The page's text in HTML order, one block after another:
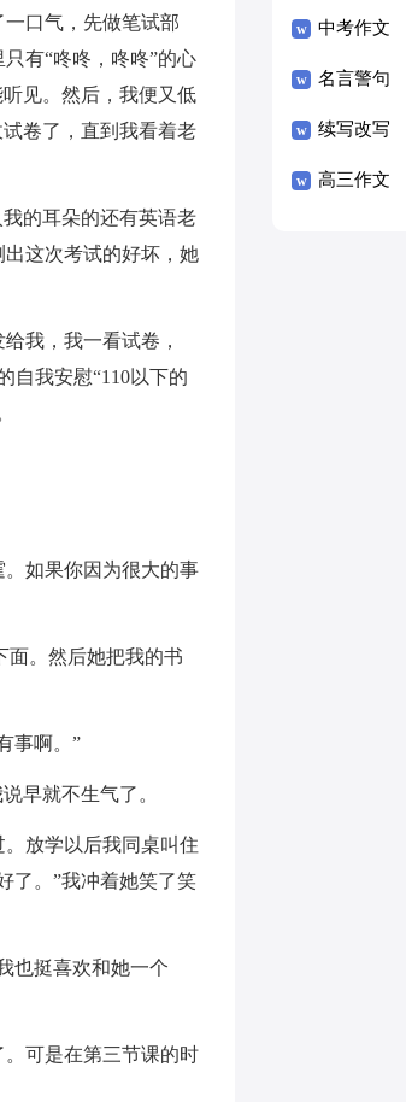
口气，先做笔试部
有“咚咚，咚咚”的心
见。然后，我便又低
卷了，直到我看着老
的耳朵的还有英语老
这次考试的好坏，她
我，我一看试卷，
自我安慰“110以下的
如果你因为很大的事
面。然后她把我的书
事啊。”
早就不生气了。
放学以后我同桌叫住
了。”我冲着她笑了笑
也挺喜欢和她一个
可是在第三节课的时
中考作文
名言警句
续写改写
高三作文